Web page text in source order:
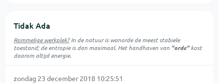
Tidak Ada
Rommelige werkplek?In de natuur iswanordede meest stabiele
toestand; de entropie is dan maximaal. Het handhaven van "orde"kost
daarom altijd energie.
zondag 23 december 2018 10:25:51